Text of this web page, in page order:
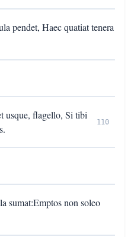
pendet, Haec quatiat tenera
usque, flagello, Si tibi
110
sumat:Emptos non soleo